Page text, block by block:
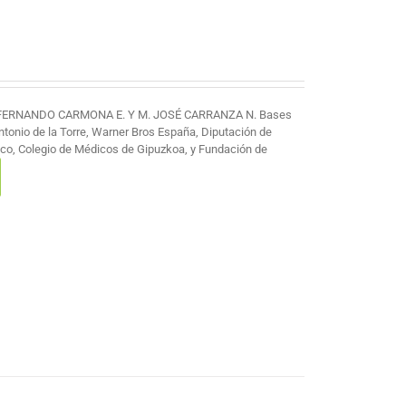
CARMONA E. Y M. JOSÉ CARRANZA N. Bases
de la Torre, Warner Bros España, Diputación de
Colegio de Médicos de Gipuzkoa, y Fundación de